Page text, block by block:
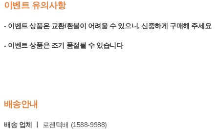
이벤트 유의사항
- 이벤트 상품은 교환/환불이 어려울 수 있으니, 신중하게 구매해 주세요
- 이벤트 상품은 조기 품절될 수 있습니다
배송안내
배송 업체 ㅣ 로젠택배 (1588-9988)